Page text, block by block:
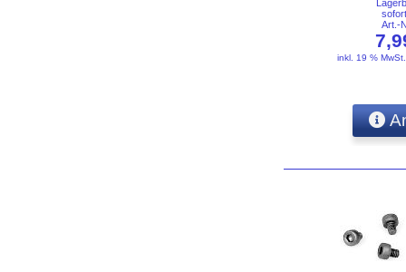
Art.-
inkl. 19 %